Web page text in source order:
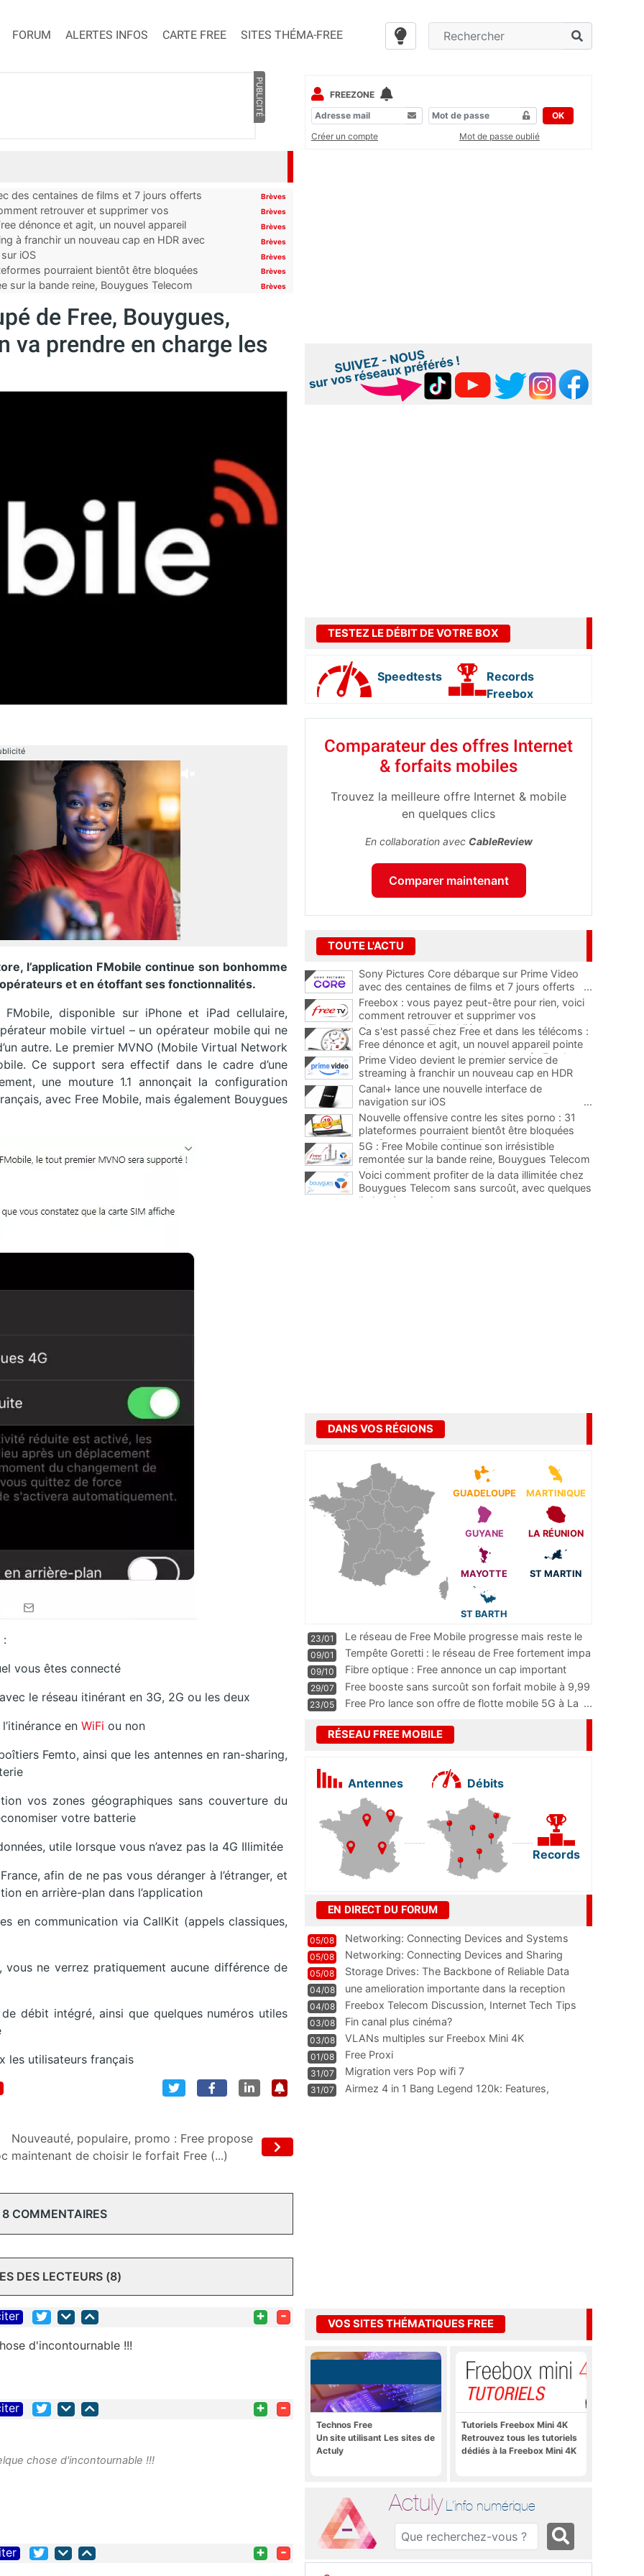
FORUM ALERTES INFOS CARTE FREE SITES THÉMA-FREE
PUBLICITÉ
des centaines de films et 7 jours offerts Brèves
retrouver et supprimer vos Brèves
dénonce et agit, un nouvel appareil Brèves
à franchir un nouveau cap en HDR avec Brèves
iOS Brèves
pourraient bientôt être bloquées Brèves
sur la bande reine, Bouygues Telecom Brèves
de Free, Bouygues,
va prendre en charge les
l’application FMobile continue son bonhomme
et en étoffant ses fonctionnalités.
disponible sur iPhone et iPad cellulaire,
mobile virtuel – un opérateur mobile qui ne
autre. Le premier MVNO (Mobile Virtual Network
Ce support sera effectif dans le cadre d’une
une mouture 1.1 annonçait la configuration
avec Free Mobile, mais également Bouygues
:
vous êtes connecté
le réseau itinérant en 3G, 2G ou les deux
en WiFi ou non
Femto, ainsi que les antennes en ran-sharing,
vos zones géographiques sans couverture du
votre batterie
utile lorsque vous n’avez pas la 4G Illimitée
afin de ne pas vous déranger à l’étranger, et
en arrière-plan dans l’application
communication via CallKit (appels classiques,
ne verrez pratiquement aucune différence de
débit intégré, ainsi que quelques numéros utiles
les utilisateurs français
Nouveauté, populaire, promo : Free propose
maintenant de choisir le forfait Free (...)
COMMENTAIRES
DES LECTEURS (8)
+ -
d'incontournable !!!
+ -
chose d'incontournable !!!
+ -
FREEZONE
OK
Créer un compte
Mot de passe oublié
TESTEZ LE DÉBIT DE VOTRE BOX
Speedtests
Records
Freebox
Comparateur des offres Internet
& forfaits mobiles
Trouvez la meilleure offre Internet & mobile
en quelques clics
En collaboration avec CableReview
Comparer maintenant
TOUTE L'ACTU
Sony Pictures Core débarque sur Prime Video
avec des centaines de films et 7 jours offerts
...
Freebox : vous payez peut-être pour rien, voici
comment retrouver et supprimer vos
abonnements TV oubliés
...
Ca s'est passé chez Free et dans les télécoms :
Free dénonce et agit, un nouvel appareil pointe
le bout de son nez chez des abonnés Freebox...
Prime Video devient le premier service de
streaming à franchir un nouveau cap en HDR
avec ce lancement
Canal+ lance une nouvelle interface de
navigation sur iOS
...
Nouvelle offensive contre les sites porno : 31
plateformes pourraient bientôt être bloquées
par Orange, Free, SFR et Bouygues
5G : Free Mobile continue son irrésistible
remontée sur la bande reine, Bouygues Telecom
plus que jamais sous pression
Voici comment profiter de la data illimitée chez
Bouygues Telecom sans surcoût, avec quelques
limites à connaître
DANS VOS RÉGIONS
GUADELOUPE MARTINIQUE
GUYANE LA RÉUNION
MAYOTTE ST MARTIN
ST BARTH
23/01
Le réseau de Free Mobile progresse mais reste le
m
...
09/01
Tempête Goretti : le réseau de Free fortement impa
09/10
Fibre optique : Free annonce un cap important
pass
...
29/07
Free booste sans surcoût son forfait mobile à 9,99
23/05 Free Pro lance son offre de flotte mobile 5G à La ...
RÉSEAU FREE MOBILE
Antennes Débits
Records
EN DIRECT DU FORUM
05/08 Networking: Connecting Devices and Systems
05/08
Networking: Connecting Devices and Sharing
Information
05/08
Storage Drives: The Backbone of Reliable Data
Management
04/08
une amelioration importante dans la reception
WIFI
04/08
Freebox Telecom Discussion, Internet Tech Tips
Communi
03/08 Fin canal plus cinéma?
03/08 VLANs multiples sur Freebox Mini 4K
01/08 Free Proxi
31/07 Migration vers Pop wifi 7
31/07
Airmez 4 in 1 Bang Legend 120k: Features,
VOS SITES THÉMATIQUES FREE
Technos Free
Un site utilisant Les sites de
Actuly
Tutoriels Freebox Mini 4K
Retrouvez tous les tutoriels
dédiés à la Freebox Mini 4K
Actuly L'info numérique